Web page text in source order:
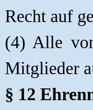
Recht auf
(4) Alle
Mitglieder
§ 12